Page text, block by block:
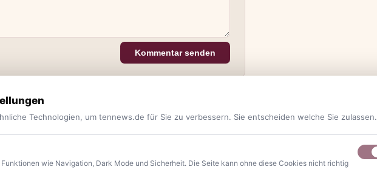
Kommentar senden
NAVIGATION
Technologien, um tennews.de für Sie zu verbessern. Sie entscheiden welche Sie zulassen.
wie Navigation, Dark Mode und Sicherheit. Die Seite kann ohne diese Cookies nicht richtig